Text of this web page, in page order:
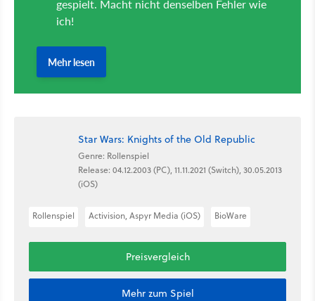
Star Wars: Knights of the Old Republic
Genre: Rollenspiel
Release: 04.12.2003 (PC), 11.11.2021 (Switch), 30.05.2013
(iOS)
Rollenspiel Activision, Aspyr Media (iOS) BioWare
Preisvergleich
Mehr zum Spiel